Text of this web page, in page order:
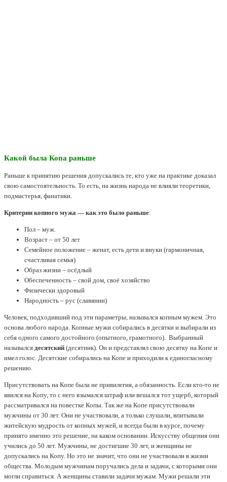
Какой была Копа раньше
Раньше к принятию решения допускались те, кто уже на практике доказал
свою самостоятельность. То есть, на жизнь народа не влияли теоретики,
подмастерья, фанатики.
Критерии копного мужа — как это было раньше:
Пол – муж.
Возраст – от 50 лет
Семейное положение – женат, есть дети и внуки (гармоничная,
счастливая семья)
Образ жизни – осёдлый
Обеспеченность – свой дом, своё хозяйство
Физически здоровый
Народность – рус (славянин)
Человек, подходивший под эти параметры, назывался копным мужем. Это
основа любого народа. Копные мужи собирались в десятки и выбирали из
себя одного самого достойного (опытного, грамотного). Выбранный
назывался десятский (десятник). Он и представлял свою десятку на Копе и
имел голос. Десятские собирались на Копе и приходили к единогласному
решению.
Присутствовать на Копе была не привилегия, а обязанность. Если кто-то не
явился на Копу, то с него взымался штраф или вешался тот ущерб, который
рассматривался на повестке Копы. Так же на Копе присутствовали
мужчины от 30 лет. Они не участвовали, а только слушали, впитывали
житейскую мудрость от копных мужей, и всегда были в курсе, почему
принято именно это решение, на каком основании. Искусству общения они
учились до 50 лет. Мужчины, не достигшие 30 лет, и женщины не
допускались на Копу. Но это не значит, что они не участвовали в жизни
общества. Молодым мужчинам поручались дела и задачи, с которыми они
могли справиться. А женщины ставили задачи мужам. Мужи решали эти